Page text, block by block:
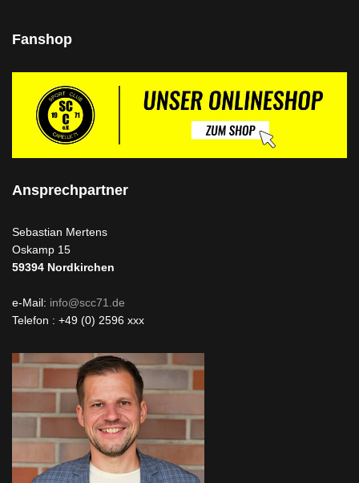
Fanshop
Ansprechpartner
Sebastian Mertens
Oskamp 15
59394 Nordkirchen
e-Mail: info@scc71.de
Telefon : +49 (0) 2596 xxx